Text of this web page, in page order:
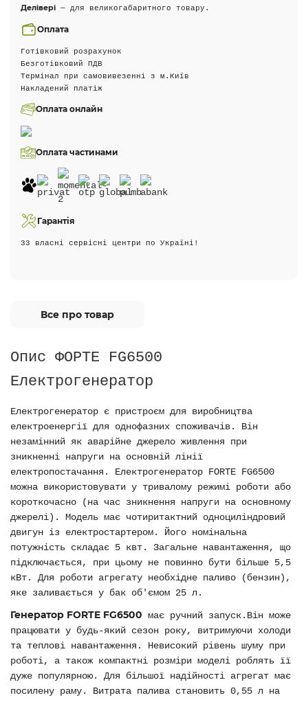
Делівері — для великогабаритного товару.
Оплата
Готівковий розрахунок
Безготівковий ПДВ
Термінал при самовивезенні з м.Київ
Накладений платіж
Оплата онлайн
Оплата частинами
Гарантія
33 власні сервісні центри по Україні!
Все про товар
Опис ФОРТЕ FG6500
Електрогенератор
Електрогенератор є пристроєм для виробництва
електроенергії для однофазних споживачів. Він
незамінний як аварійне джерело живлення при
зникненні напруги на основній лінії
електропостачання. Електрогенератор FORTE FG6500
можна використовувати у тривалому режимі роботи або
короткочасно (на час зникнення напруги на основному
джерелі). Модель має чотиритактний одноциліндровий
двигун із електростартером. Його номінальна
потужність складає 5 квт. Загальне навантаження, що
підключається, при цьому не повинно бути більше 5,5
кВт. Для роботи агрегату необхідне паливо (бензин),
яке заливається у бак об'ємом 25 л.
Генератор FORTE FG6500 має ручний запуск.Він може
працювати у будь-який сезон року, витримуючи холоди
та теплові навантаження. Невисокий рівень шуму при
роботі, а також компактні розміри моделі роблять її
дуже популярною. Для більшої надійності агрегат має
посилену раму. Витрата палива становить 0,55 л на